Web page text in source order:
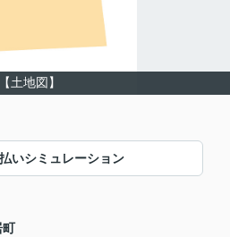
【土地図】
いシミュレーション
町